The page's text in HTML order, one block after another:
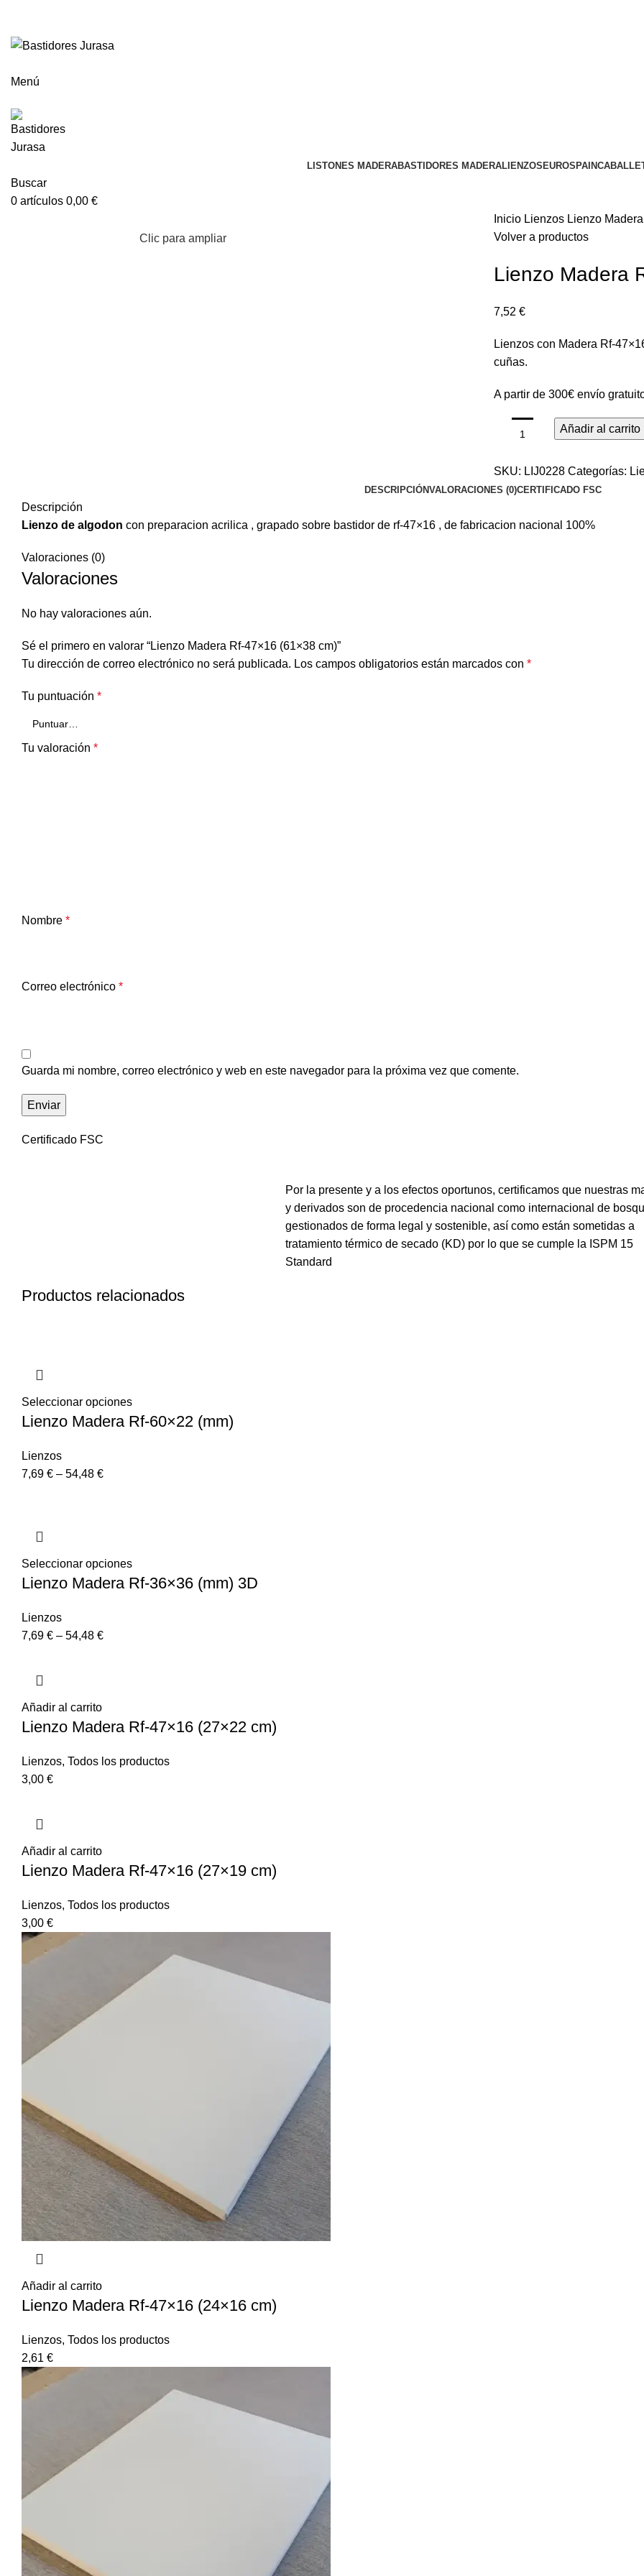
Menú
LISTONES MADERABASTIDORES MADERALIENZOS EUROSPAIN
Buscar
0 artículos 0,00 €
Clic para ampliar
Inicio Lienzos Lienzo
Volver a productos
Lienzo Madera
7,52 €
Lienzos con Madera Rf-
cuñas.
A partir de 300€ envío
Añadir al carrito
SKU: LIJ0228 Categorías:
DESCRIPCIÓNVALORACIONES (0)CERTIFICADO FSC
Descripción
Lienzo de algodon con preparacion acrilica , grapado sobre bastidor de rf-47×16 , de fabricacion nacional 100%
Valoraciones (0)
Valoraciones
No hay valoraciones aún.
Sé el primero en valorar “Lienzo Madera Rf-47×16 (61×38 cm)”
Tu dirección de correo electrónico no será publicada. Los campos obligatorios están marcados con *
Tu puntuación *
Tu valoración *
Nombre *
Correo electrónico *
Guarda mi nombre, correo electrónico y web en este navegador para la próxima vez que comente.
Certificado FSC
Por la presente y a los efectos oportunos, certificamos que nuestras
y derivados son de procedencia nacional como internacional de
gestionados de forma legal y sostenible, así como están sometidas a
tratamiento térmico de secado (KD) por lo que se cumple la ISPM 15
Standard
Productos relacionados
Seleccionar opciones
Lienzo Madera Rf-60×22 (mm)
Lienzos
7,69 € – 54,48 €
Seleccionar opciones
Lienzo Madera Rf-36×36 (mm) 3D
Lienzos
7,69 € – 54,48 €
Añadir al carrito
Lienzo Madera Rf-47×16 (27×22 cm)
Lienzos, Todos los productos
3,00 €
Añadir al carrito
Lienzo Madera Rf-47×16 (27×19 cm)
Lienzos, Todos los productos
3,00 €
Añadir al carrito
Lienzo Madera Rf-47×16 (24×16 cm)
Lienzos, Todos los productos
2,61 €